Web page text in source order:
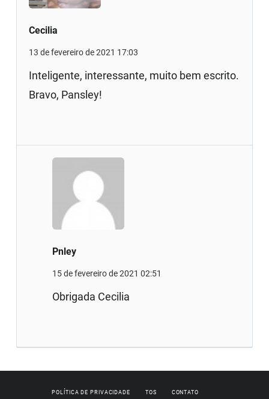
Cecilia
13 de fevereiro de 2021 17:03
Inteligente, interessante, muito bem escrito.
Bravo, Pansley!
Pnley
15 de fevereiro de 2021 02:51
Obrigada Cecilia
POLÍTICA DE PRIVACIDADE TOS CONTATO